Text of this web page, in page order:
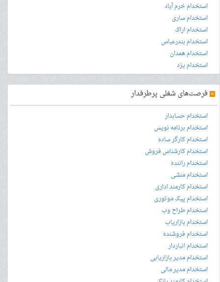
استخدام خرم آباد
استخدام ساری
استخدام اراک
استخدام بندرعباس
استخدام همدان
استخدام یزد
» فرصت‌های شغلی پرطرفدار
استخدام حسابدار
استخدام برنامه نویس
استخدام کارگر ساده
استخدام کارشناس فروش
استخدام راننده
استخدام منشی
استخدام کارمند اداری
استخدام پیک موتوری
استخدام طراح وب
استخدام بازاریاب
استخدام فروشنده
استخدام انباردار
استخدام مدیر بازاریابی
استخدام مدیر مالی